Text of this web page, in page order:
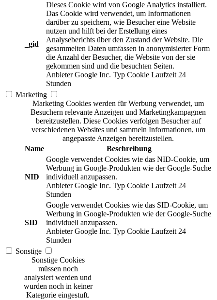
_gid
Dieses Cookie wird von Google Analytics installiert.
Das Cookie wird verwendet, um Informationen
darüber zu speichern, wie Besucher eine Website
nutzen und hilft bei der Erstellung eines
Analyseberichts über den Zustand der Website. Die
gesammelten Daten umfassen in anonymisierter Form
die Anzahl der Besucher, die Website von der sie
gekommen sind und die besuchten Seiten.
Anbieter Google Inc. Typ Cookie Laufzeit 24
Stunden
Marketing
Marketing Cookies werden für Werbung verwendet, um
Besuchern relevante Anzeigen und Marketingkampagnen
bereitzustellen. Diese Cookies verfolgen Besucher auf
verschiedenen Websites und sammeln Informationen, um
angepasste Anzeigen bereitzustellen.
Name
Beschreibung
NID
Google verwendet Cookies wie das NID-Cookie, um
Werbung in Google-Produkten wie der Google-Suche
individuell anzupassen.
Anbieter Google Inc. Typ Cookie Laufzeit 24
Stunden
SID
Google verwendet Cookies wie das SID-Cookie, um
Werbung in Google-Produkten wie der Google-Suche
individuell anzupassen.
Anbieter Google Inc. Typ Cookie Laufzeit 24
Stunden
Sonstige
Sonstige Cookies
müssen noch
analysiert werden und
wurden noch in keiner
Kategorie eingestuft.